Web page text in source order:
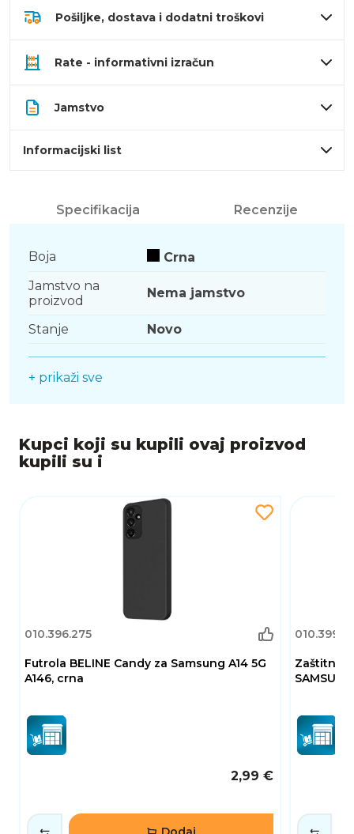
Pošiljke, dostava i dodatni troškovi
Rate - informativni izračun
Jamstvo
Informacijski list
Specifikacija Recenzije
Boja
Crna
Jamstvo na
proizvod
Nema jamstvo
Stanje Novo
+ prikaži sve
Kupci koji su kupili ovaj proizvod
kupili su i
010.396.275
Futrola BELINE Candy za Samsung A14 5G
A146, crna
2,99 €
Zaštitno